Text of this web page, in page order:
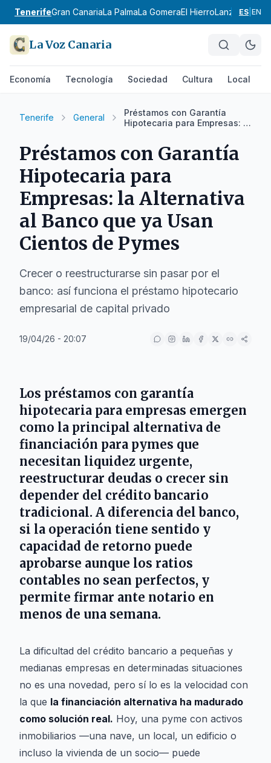
TenerifeGran CanariaLa PalmaLa GomeraEl HierroLanzarote
ES EN
La Voz Canaria
Economía Tecnología Sociedad Cultura Local
Tenerife General
Préstamos con Garantía
Hipotecaria para Empresas: la
Préstamos con Garantía
Hipotecaria para
Empresas: la Alternativa
al Banco que ya Usan
Cientos de Pymes
Crecer o reestructurarse sin pasar por el
banco: así funciona el préstamo hipotecario
empresarial de capital privado
19/04/26 - 20:07
Los préstamos con garantía
hipotecaria para empresas emergen
como la principal alternativa de
financiación para pymes que
necesitan liquidez urgente,
reestructurar deudas o crecer sin
depender del crédito bancario
tradicional. A diferencia del banco,
si la operación tiene sentido y
capacidad de retorno puede
aprobarse aunque los ratios
contables no sean perfectos, y
permite firmar ante notario en
menos de una semana.
La dificultad del crédito bancario a pequeñas y
medianas empresas en determinadas situaciones
no es una novedad, pero sí lo es la velocidad con
la que la financiación alternativa ha madurado
como solución real. Hoy, una pyme con activos
inmobiliarios —una nave, un local, un edificio o
incluso la vivienda de un socio— puede